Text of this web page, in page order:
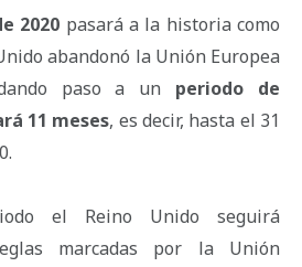
2020 pasará a la historia como
abandonó la Unión Europea
paso a un periodo de
11 meses, es decir, hasta el 31
el Reino Unido seguirá
marcadas por la Unión